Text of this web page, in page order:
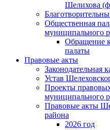
Шелихова
Общественная
муниципального
Обращение
палаты
Правовые акты
Законодательная
Устав
Проекты
муниципального
Правовые акты
района
2026 год